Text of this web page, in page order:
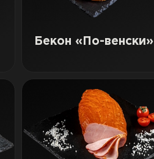
Бекон «По-венски»